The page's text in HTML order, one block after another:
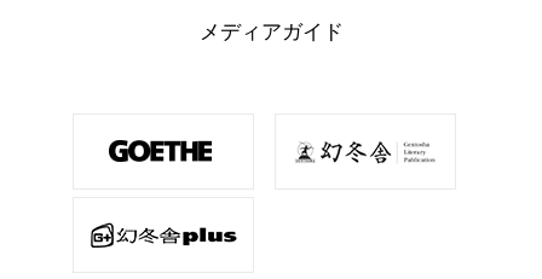
メディアガイド